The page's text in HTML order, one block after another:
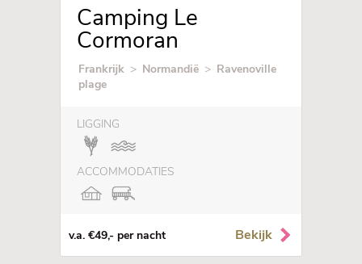
Camping Le
Cormoran
Frankrijk > Normandië > Ravenoville
plage
LIGGING
ACCOMMODATIES
v.a. €49,- per nacht Bekijk